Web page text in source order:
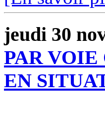
jeudi 30
PAR
EN